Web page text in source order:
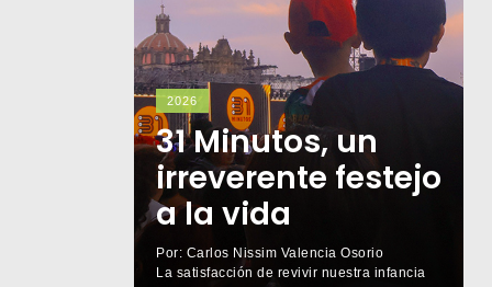
2026
31 Minutos, un
irreverente festejo
a la vida
Por: Carlos Nissim Valencia Osorio
La satisfacción de revivir nuestra infancia